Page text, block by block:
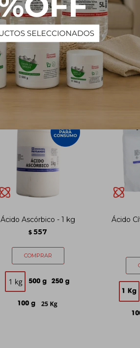
Gelatina Oro - 250 g
$ 337
Ácido Ascórbico - 1 kg
$ 557
Ácido